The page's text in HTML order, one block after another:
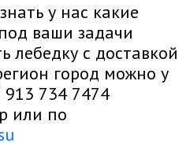
у нас какие
ваши задачи
лебедку с доставкой
город можно у
913 734 7474
или по